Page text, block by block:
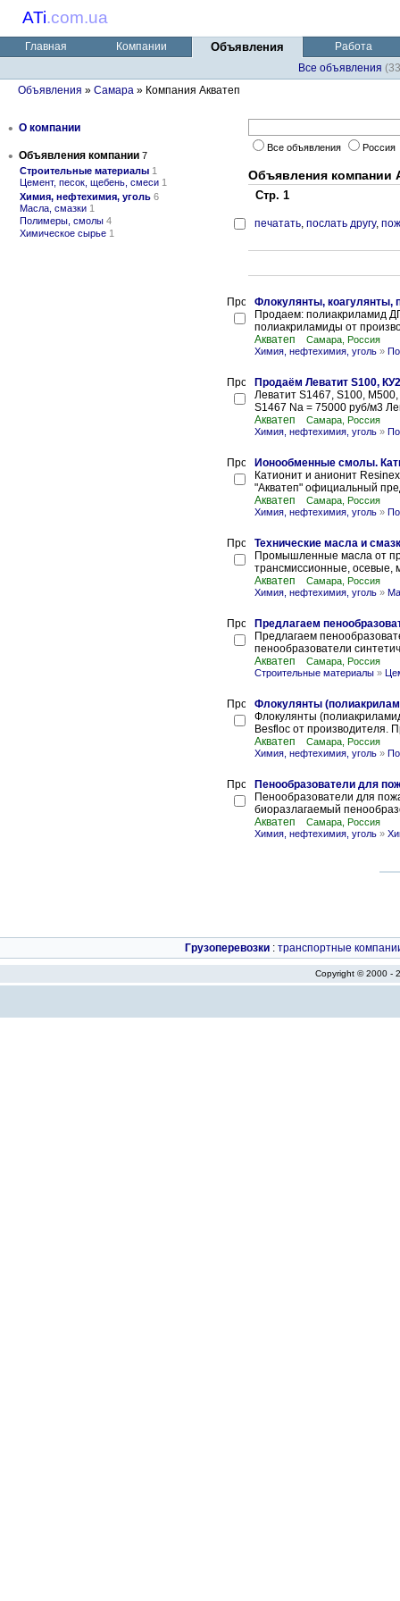
ATi.com.ua
Главная Компании Объявления
Работа
Все объявления
Объявления » Самара » Компания Акватеп
• О компании
• Объявления компании 7
Строительные материалы 1
Цемент, песок, щебень, смеси 1
Химия, нефтехимия, уголь 6
Масла, смазки 1
Полимеры, смолы 4
Химическое сырье 1
Все объявления Россия
Объявления компании
Стр. 1
печатать, послать другу,
Флокулянты, коагулянты,
Продаем: полиакриламид
полиакриламиды от
Акватеп
Самара, Россия
Химия, нефтехимия, уголь »
Продаём Леватит S100,
Леватит S1467, S100,
S1467 Na = 75000 руб/м3
Акватеп
Самара, Россия
Химия, нефтехимия, уголь »
Ионообменные смолы.
Катионит и анионит
"Акватеп" официальный
Акватеп
Самара, Россия
Химия, нефтехимия, уголь »
Технические масла и
Промышленные масла от
трансмиссионные,
Акватеп
Самара, Россия
Химия, нефтехимия, уголь »
Предлагаем
Предлагаем
пенообразователи
Акватеп
Самара, Россия
Строительные материалы »
Флокулянты
Флокулянты
Besfloc от производителя.
Акватеп
Самара, Россия
Химия, нефтехимия, уголь »
Пенообразователи для
Пенообразователи для
биоразлагаемый
Акватеп
Самара, Россия
Химия, нефтехимия, уголь »
Грузоперевозки : транспортные
Copyright © 2000 -